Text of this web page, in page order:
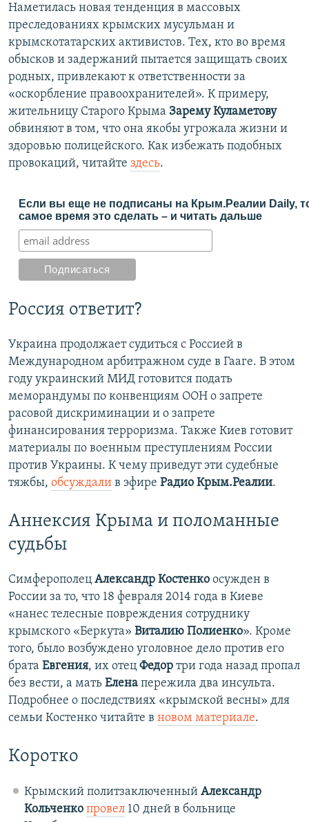
Наметилась новая тенденция в массовых
преследованиях крымских мусульман и
крымскотатарских активистов. Тех, кто во время
обысков и задержаний пытается защищать своих
родных, привлекают к ответственности за
«оскорбление правоохранителей». К примеру,
жительницу Старого Крыма Зарему Куламетову
обвиняют в том, что она якобы угрожала жизни и
здоровью полицейского. Как избежать подобных
провокаций, читайте здесь.
Если вы еще не подписаны на Крым.Реалии Daily,
самое время это сделать – и читать дальше
Россия ответит?
Украина продолжает судиться с Россией в
Международном арбитражном суде в Гааге. В этом
году украинский МИД готовится подать
меморандумы по конвенциям ООН о запрете
расовой дискриминации и о запрете
финансирования терроризма. Также Киев готовит
материалы по военным преступлениям России
против Украины. К чему приведут эти судебные
тяжбы, обсуждали в эфире Радио Крым.Реалии.
Аннексия Крыма и поломанные
судьбы
Симферополец Александр Костенко осужден в
России за то, что 18 февраля 2014 года в Киеве
«нанес телесные повреждения сотруднику
крымского «Беркута» Виталию Полиенко​». Кроме
того, было возбуждено уголовное дело против его
брата Евгения, их отец Федор три года назад пропал
без вести, а мать Елена пережила два инсульта.
Подробнее о последствиях «крымской весны» для
семьи Костенко читайте в новом материале.
Коротко
Крымский политзаключенныйАлександр
Кольченко провел10 дней в больнице